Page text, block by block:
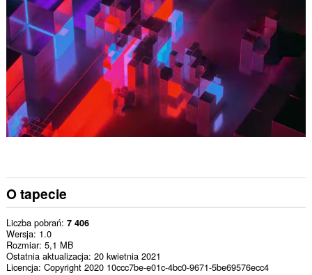
O tapecie
Liczba pobrań 7 406
Wersja 1.0
Rozmiar 5,1 MB
Ostatnia aktualizacja 20 kwietnia 2021
Licencja Copyright 2020 10ccc7be-e01c-4bc0-9671-5be69576ecc4